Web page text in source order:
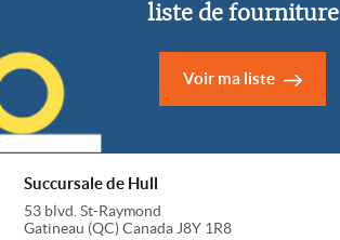
liste de fourniture
Voir ma liste
Succursale de Hull
53 blvd. St-Raymond
Gatineau (QC)Canada J8Y 1R8